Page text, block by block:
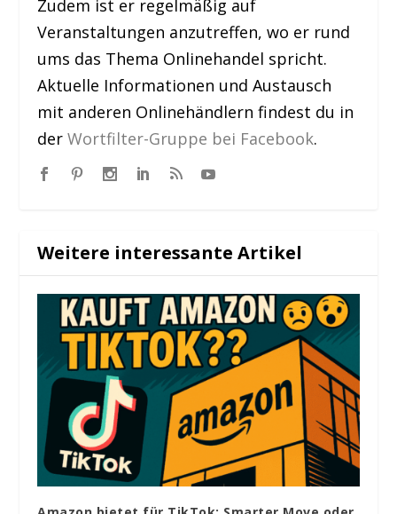
Zudem ist er regelmäßig auf
Veranstaltungen anzutreffen, wo er rund
ums das Thema Onlinehandel spricht.
Aktuelle Informationen und Austausch
mit anderen Onlinehändlern findest du in
derWortfilter-Gruppe bei Facebook.
Weitere interessante Artikel